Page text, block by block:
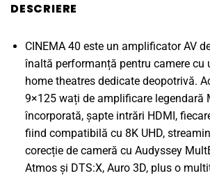
DESCRIERE
CINEMA 40 este un amplificator AV
înaltă performanță pentru camere cu
home theatres dedicate deopotrivă.
9×125 wați de amplificare legendară
încorporată, șapte intrări HDMI,
fiind compatibilă cu 8K UHD,
corecție de cameră cu Audyssey
Atmos și DTS:X, Auro 3D, plus o